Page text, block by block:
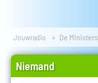
Jouwradio De Ministers
Niemand